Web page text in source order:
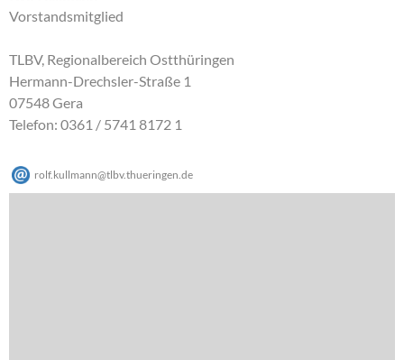
Vorstandsmitglied
TLBV, Regionalbereich Ostthüringen
Hermann-Drechsler-Straße 1
07548 Gera
Telefon: 0361 / 5741 8172 1
rolf.kullmann@tlbv.thueringen.de